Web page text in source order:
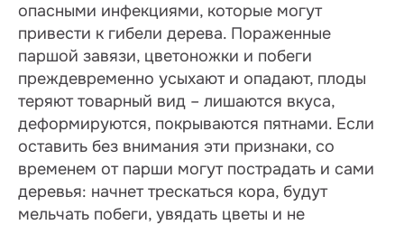
опасными инфекциями, которые могут
привести к гибели дерева. Пораженные
паршой завязи, цветоножки и побеги
преждевременно усыхают и опадают, плоды
теряют товарный вид – лишаются вкуса,
деформируются, покрываются пятнами. Если
оставить без внимания эти признаки, со
временем от парши могут пострадать и сами
деревья: начнет трескаться кора, будут
мельчать побеги, увядать цветы и не